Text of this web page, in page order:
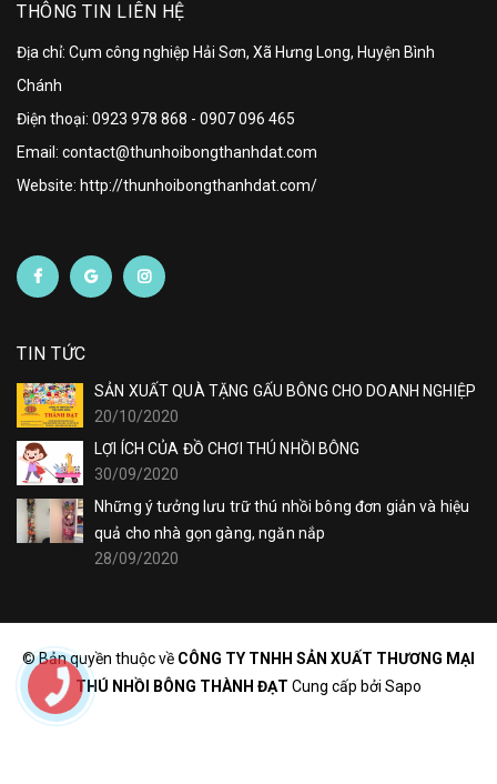
THÔNG TIN LIÊN HỆ
Địa chỉ: Cụm công nghiệp Hải Sơn, Xã Hưng Long, Huyện Bình
Chánh
Điện thoại: 0923 978 868 - 0907 096 465
Email: contact@thunhoibongthanhdat.com
Website: http://thunhoibongthanhdat.com/
TIN TỨC
SẢN XUẤT QUÀ TẶNG GẤU BÔNG CHO DOANH NGHIỆP
20/10/2020
LỢI ÍCH CỦA ĐỒ CHƠI THÚ NHỒI BÔNG
30/09/2020
Những ý tưởng lưu trữ thú nhồi bông đơn giản và hiệu
quả cho nhà gọn gàng, ngăn nắp
28/09/2020
© Bản quyền thuộc về CÔNG TY TNHH SẢN XUẤT THƯƠNG MẠI
THÚ NHỒI BÔNG THÀNH ĐẠT Cung cấp bởi Sapo